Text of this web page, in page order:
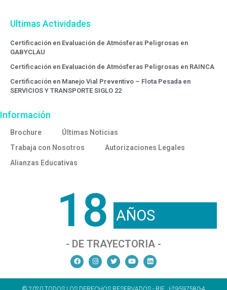
Ultimas Actividades
Certificación en Evaluación de Atmósferas Peligrosas en
GABYCLAU
Certificación en Evaluación de Atmósferas Peligrosas en RAINCA
Certificación en Manejo Vial Preventivo – Flota Pesada en
SERVICIOS Y TRANSPORTE SIGLO 22
Información
Brochure
Últimas Noticias
Trabaja con Nosotros
Autorizaciones Legales
Alianzas Educativas
18 AÑOS
- DE TRAYECTORIA -